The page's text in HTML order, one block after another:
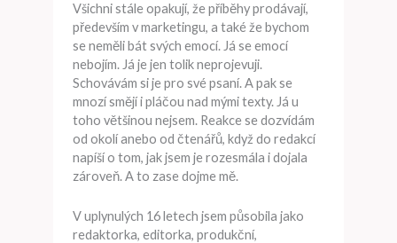
Všichni stále opakují, že příběhy prodávají,
především v marketingu, a také že bychom
se neměli bát svých emocí. Já se emocí
nebojím. Já je jen tolik neprojevuji.
Schovávám si je pro své psaní. A pak se
mnozí smějí i pláčou nad mými texty. Já u
toho většinou nejsem. Reakce se dozvídám
od okolí anebo od čtenářů, když do redakcí
napíší o tom, jak jsem je rozesmála i dojala
zároveň. A to zase dojme mě.
V uplynulých 16 letech jsem působila jako
redaktorka, editorka, produkční,